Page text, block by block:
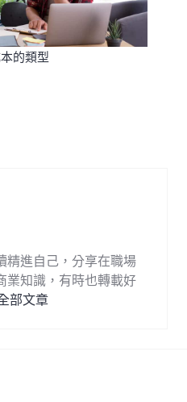
的類型
精進自己，分享在職場
業知識，有時也轉載好
部文章